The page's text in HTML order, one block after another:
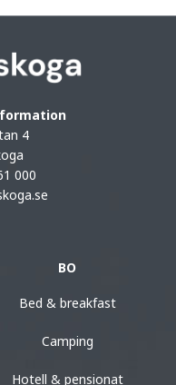
4
000
BO
Bed & breakfast
Camping
Hotell & pensionat